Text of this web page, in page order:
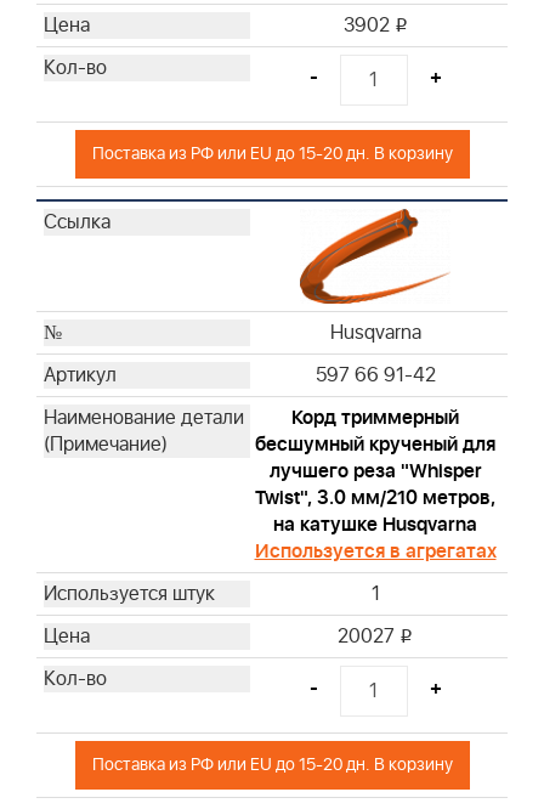
3902 i
- +
Поставка из РФ или EU до 15-20 дн. В корзину
Husqvarna
597 66 91-42
Корд триммерный
бесшумный крученый для
лучшего реза "Whisper
Twist", 3.0 мм/210 метров,
на катушке Husqvarna
Используется в агрегатах
1
20027 i
- +
Поставка из РФ или EU до 15-20 дн. В корзину